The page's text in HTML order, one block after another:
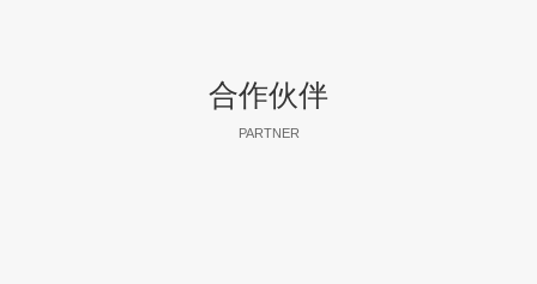
合作伙伴
PARTNER